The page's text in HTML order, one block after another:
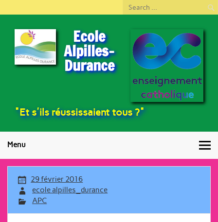
Ecole
Alpilles-
Durance
"Et s'ils réussissaient tous ?"
Menu
29 février 2016
ecole alpilles_durance
APC